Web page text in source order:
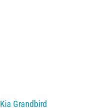
Kia Grandbird